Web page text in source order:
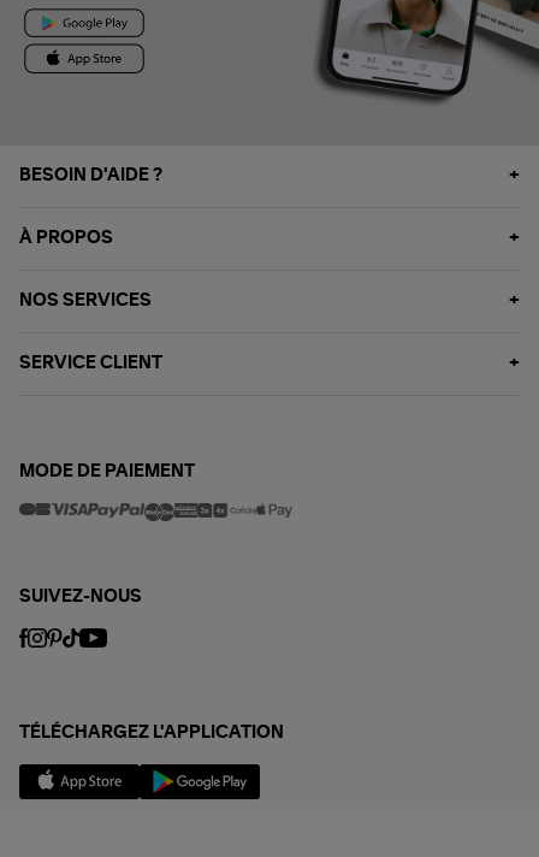
BESOIN D'AIDE ?
À PROPOS
NOS SERVICES
SERVICE CLIENT
MODE DE PAIEMENT
SUIVEZ-NOUS
TÉLÉCHARGEZ L'APPLICATION